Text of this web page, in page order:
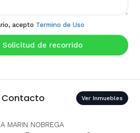
acepto Termino de Uso
Solicitud de recorrido
Contacto Ver Inmuebles
MARIN NOBREGA